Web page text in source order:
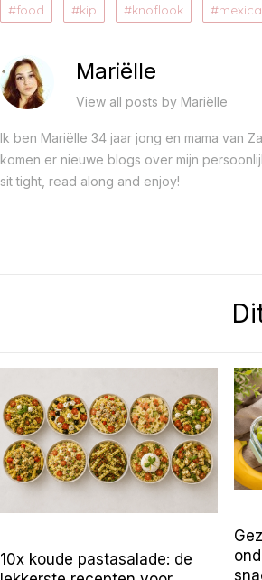
food kip knoflook
Mariëlle
View all posts by Mariëlle
Ik ben Mariëlle 34 jaar jong en mama van
komen er nieuwe blogs over mijn
sit tight, read along and enjoy!
10x koude pastasalade: de